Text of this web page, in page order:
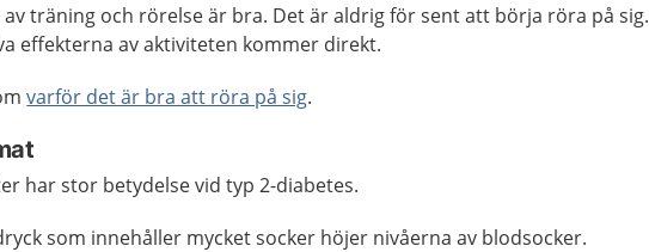
av träning och rörelse är bra. Det är aldrig för sent att börja röra på sig.
effekterna av aktiviteten kommer direkt.
varför det är bra att röra på sig.
har stor betydelse vid typ 2-diabetes.
som innehåller mycket socker höjer nivåerna av blodsocker.